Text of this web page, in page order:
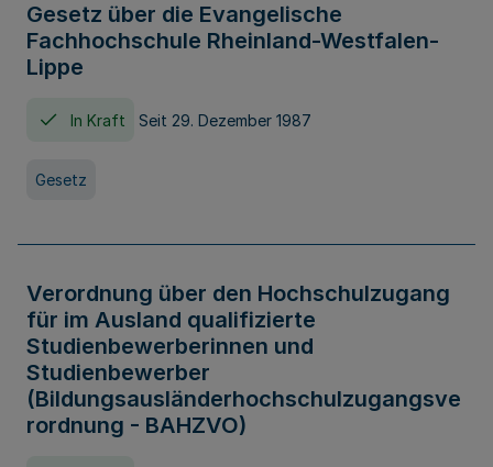
Gesetz über die Evangelische
Fachhochschule Rheinland-Westfalen-
Lippe
In Kraft Seit 29. Dezember 1987
Gesetz
Verordnung über den Hochschulzugang
für im Ausland qualifizierte
Studienbewerberinnen und
Studienbewerber
(Bildungsausländerhochschulzugangsve
rordnung - BAHZVO)